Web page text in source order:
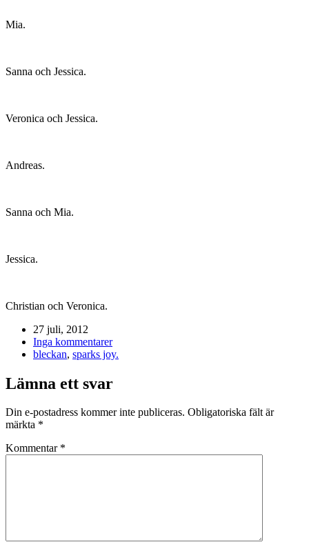
Mia.
Sanna och Jessica.
Veronica och Jessica.
Andreas.
Sanna och Mia.
Jessica.
Christian och Veronica.
27 juli, 2012
Inga kommentarer
bleckan, sparks joy.
Lämna ett svar
Din e-postadress kommer inte publiceras. Obligatoriska fält är
märkta *
Kommentar *